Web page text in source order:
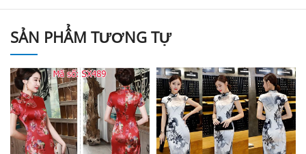
SẢN PHẨM TƯƠNG TỰ